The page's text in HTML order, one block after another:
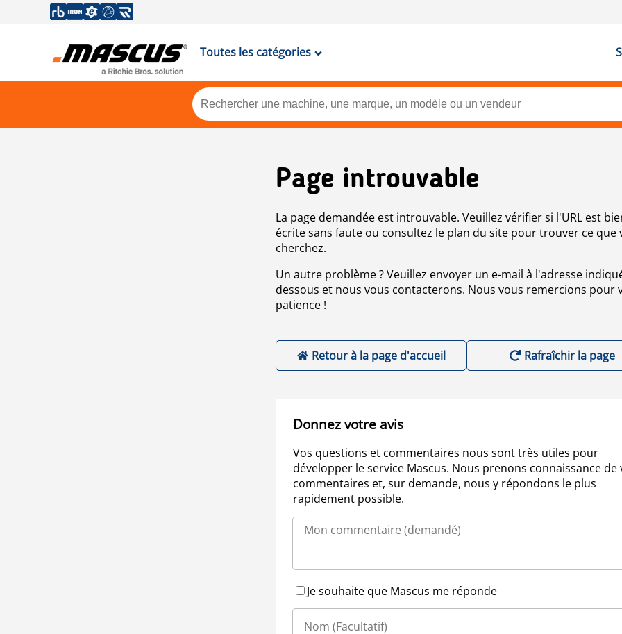
Toutes les catégories
Page introuvable
La page demandée est introuvable. Veuillez vérifier si l'URL est
écrite sans faute ou consultez le plan du site pour trouver ce que
cherchez.
Un autre problème ? Veuillez envoyer un e-mail à l'adresse
dessous et nous vous contacterons. Nous vous remercions pour
patience !
Retour à la page d'accueil Rafraîchir la page
Donnez votre avis
Vos questions et commentaires nous sont très utiles pour
développer le service Mascus. Nous prenons connaissance de
commentaires et, sur demande, nous y répondons le plus
rapidement possible.
Je souhaite que Mascus me réponde